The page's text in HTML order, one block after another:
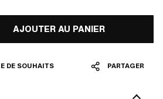
AJOUTER AU PANIER
DE SOUHAITS PARTAGER